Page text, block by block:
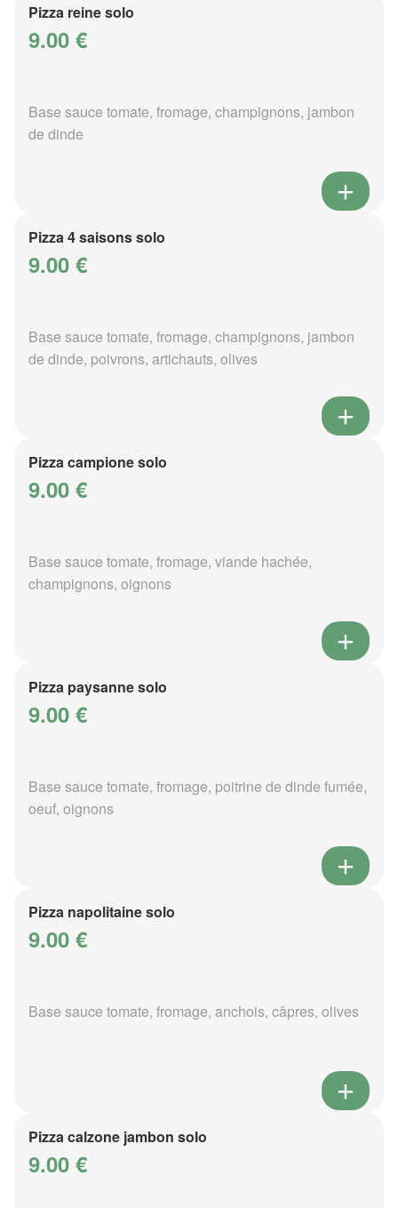
Pizza reine solo
9.00 €
Base sauce tomate, fromage, champignons, jambon
de dinde
Pizza 4 saisons solo
9.00 €
Base sauce tomate, fromage, champignons, jambon
de dinde, poivrons, artichauts, olives
Pizza campione solo
9.00 €
Base sauce tomate, fromage, viande hachée,
champignons, oignons
Pizza paysanne solo
9.00 €
Base sauce tomate, fromage, poitrine de dinde fumée,
oeuf, oignons
Pizza napolitaine solo
9.00 €
Base sauce tomate, fromage, anchois, câpres, olives
Pizza calzone jambon solo
9.00 €